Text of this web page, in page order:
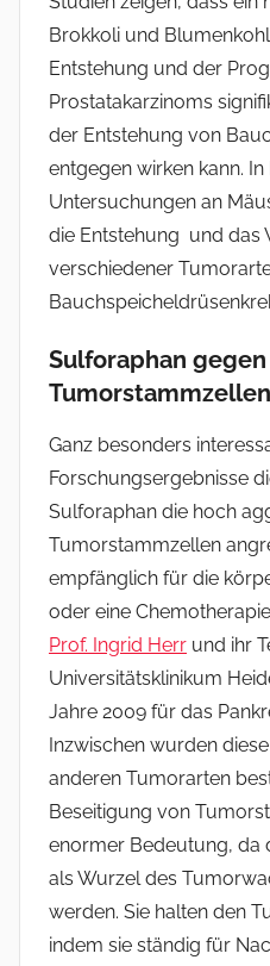
Brokkoli und
Entstehung und der
Prostatakarzinoms
der Entstehung von
entgegen wirken kann.
Untersuchungen an
die Entstehung und das
verschiedener
Sulforaphan gegen
Tumorstammzellen
Ganz besonders
Forschungsergebnisse
Sulforaphan die hoch
Tumorstammzellen
empfänglich für die
oder eine
Prof. Ingrid Herr und ihr
Universitätsklinikum
Jahre 2009 für das
Inzwischen wurden
anderen Tumorarten
Beseitigung von
enormer Bedeutung, da
als Wurzel des
werden. Sie halten den
indem sie ständig für